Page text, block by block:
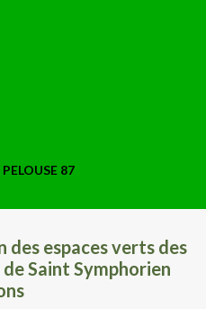
87
espaces verts des
Saint Symphorien